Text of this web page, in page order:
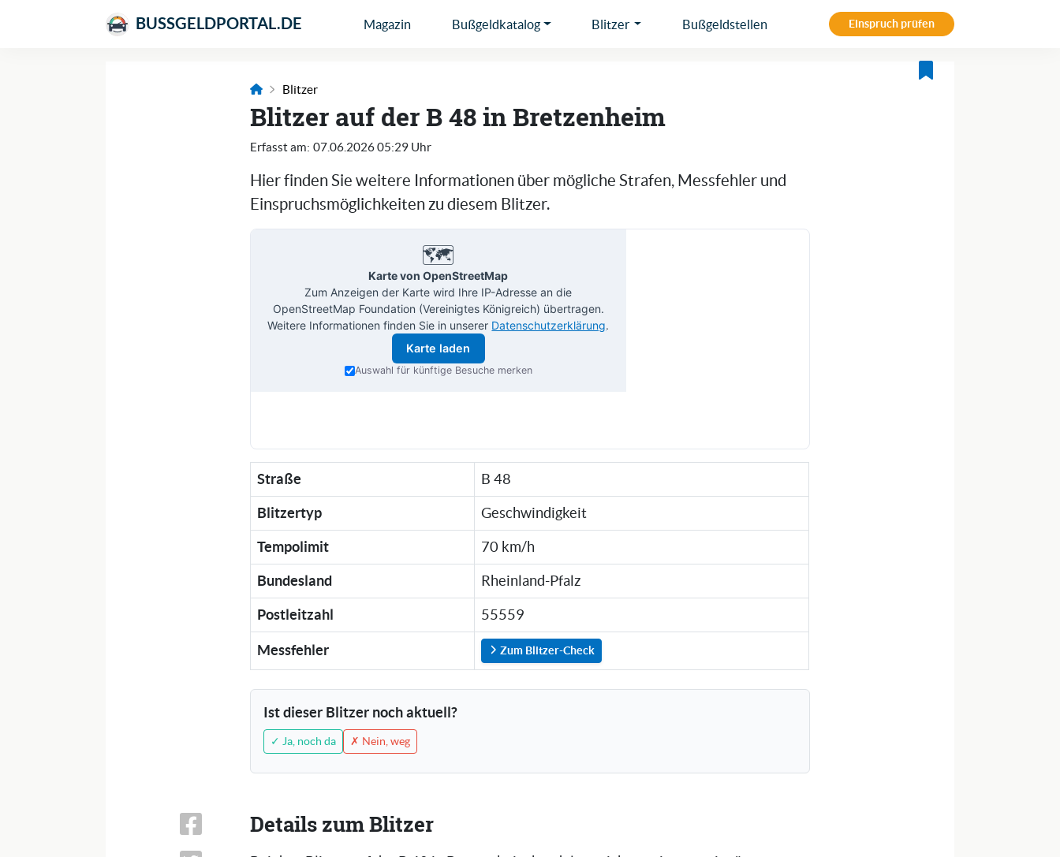
BUSSGELDPORTAL.DE Magazin Bußgeldkatalog Blitzer Bußgeldstellen Einspruch prüfen
Blitzer
Blitzer auf der B 48 in Bretzenheim
Erfasst am: 07.06.2026 05:29 Uhr
Hier finden Sie weitere Informationen über mögliche Strafen, Messfehler und
Einspruchsmöglichkeiten zu diesem Blitzer.
🗺️
Karte von OpenStreetMap
Zum Anzeigen der Karte wird Ihre IP-Adresse an die
OpenStreetMap Foundation (Vereinigtes Königreich) übertragen.
Weitere Informationen finden Sie in unserer Datenschutzerklärung.
Karte laden
Auswahl für künftige Besuche merken
Straße B 48
Blitzertyp Geschwindigkeit
Tempolimit 70 km/h
Bundesland Rheinland-Pfalz
Postleitzahl 55559
Messfehler Zum Blitzer-Check
Ist dieser Blitzer noch aktuell?
✓ Ja, noch da ✗ Nein, weg
Details zum Blitzer